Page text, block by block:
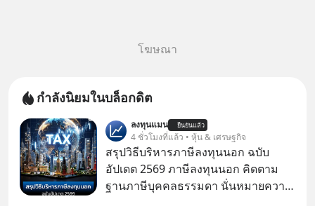
โฆษณา
กำลังนิยมในบล็อกดิต
ลงทุนแมน ยืนยันแล้ว
4 ชั่วโมงที่แล้ว • หุ้น & เศรษฐกิจ
สรุปวิธีบริหารภาษีลงทุนนอก ฉบับ
อัปเดต 2569 ภาษีลงทุนนอก คิดตาม
ฐานภาษีบุคคลธรรมดา นั่นหมายความ